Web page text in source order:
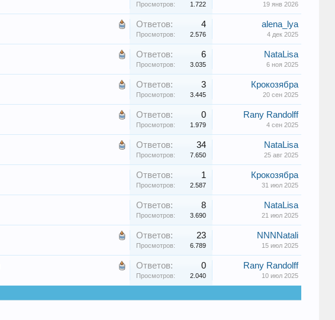
Просмотров: 1.722 19 янв 2026
Ответов: 4
Просмотров: 2.576
alena_lya
4 дек 2025
Ответов: 6
Просмотров: 3.035
NataLisa
6 ноя 2025
Ответов: 3
Просмотров: 3.445
Крокозябра
20 сен 2025
Ответов: 0
Просмотров: 1.979
Rany Randolff
4 сен 2025
Ответов: 34
Просмотров: 7.650
NataLisa
25 авг 2025
Ответов: 1
Просмотров: 2.587
Крокозябра
31 июл 2025
Ответов: 8
Просмотров: 3.690
NataLisa
21 июл 2025
Ответов: 23
Просмотров: 6.789
NNNNatali
15 июл 2025
Ответов: 0
Просмотров: 2.040
Rany Randolff
10 июл 2025